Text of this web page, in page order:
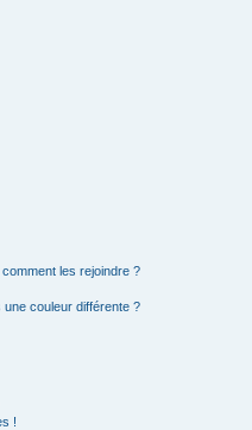
les rejoindre ?
couleur différente ?
!